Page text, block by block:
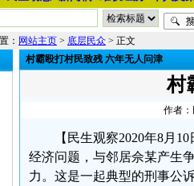
： 网站主页 > 底层民众 > 正文
村霸殴打村民致残 六年无人问津
村
作者：
【民生观察2020年8月
经济问题，与邻居佘某产生
力。这是一起典型的刑事公